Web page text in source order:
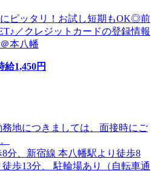
ピッタリ！お試し短期もOK◎前
／クレジットカードの登録情報
本八幡
給1,450円
地につきましては、面接時にご
分、新宿線 本八幡駅より徒歩8
歩13分、 駐輪場あり（自転車通